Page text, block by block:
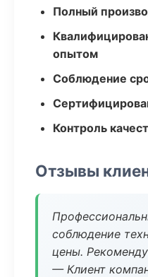
Полный
опытом
Соблюдение
Контроль
Отзывы
соблюдение
цены.
— Клиент